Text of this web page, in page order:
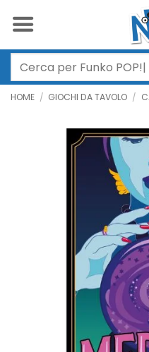
Cerca:
HOME / GIOCHI DA TAVOLO /